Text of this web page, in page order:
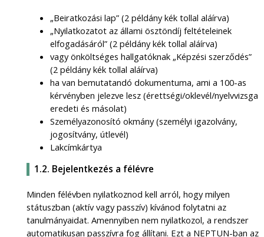
„Beiratkozási lap” (2 példány kék tollal aláírva)
„Nyilatkozatot az állami ösztöndíj feltételeinek
elfogadásáról” (2 példány kék tollal aláírva)
vagy önköltséges hallgatóknak „Képzési szerződés”
(2 példány kék tollal aláírva)
ha van bemutatandó dokumentuma, ami a 100-as
kérvényben jelezve lesz (érettségi/oklevél/nyelvvizsga
eredeti és másolat)
Személyazonosító okmány (személyi igazolvány,
jogosítvány, útlevél)
Lakcímkártya
1.2. Bejelentkezés a félévre
Minden félévben nyilatkoznod kell arról, hogy milyen
státuszban (aktív vagy passzív) kívánod folytatni az
tanulmányaidat. Amennyiben nem nyilatkozol, a rendszer
automatikusan passzívra fog állítani. Ezt a NEPTUN-ban az